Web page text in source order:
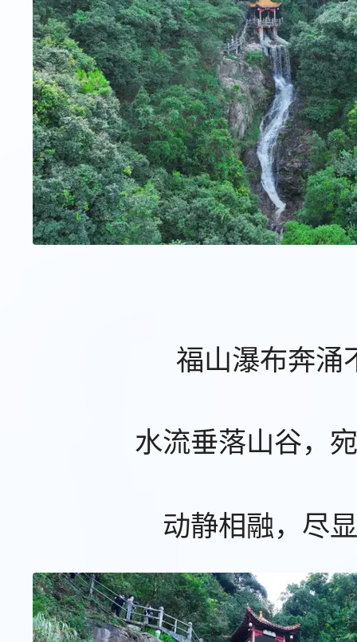
福山瀑布奔涌
水流垂落山谷，
动静相融，尽